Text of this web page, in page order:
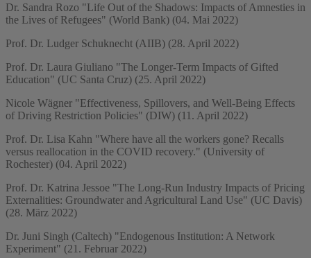
Dr. Sandra Rozo "Life Out of the Shadows: Impacts of Amnesties in
the Lives of Refugees" (World Bank) (04. Mai 2022)
Prof. Dr. Ludger Schuknecht (AIIB) (28. April 2022)
Prof. Dr. Laura Giuliano "The Longer-Term Impacts of Gifted
Education" (UC Santa Cruz) (25. April 2022)
Nicole Wägner "Effectiveness, Spillovers, and Well-Being Effects
of Driving Restriction Policies" (DIW) (11. April 2022)
Prof. Dr. Lisa Kahn "Where have all the workers gone? Recalls
versus reallocation in the COVID recovery." (University of
Rochester) (04. April 2022)
Prof. Dr. Katrina Jessoe "The Long-Run Industry Impacts of Pricing
Externalities: Groundwater and Agricultural Land Use" (UC Davis)
(28. März 2022)
Dr. Juni Singh (Caltech) "Endogenous Institution: A Network
Experiment" (21. Februar 2022)